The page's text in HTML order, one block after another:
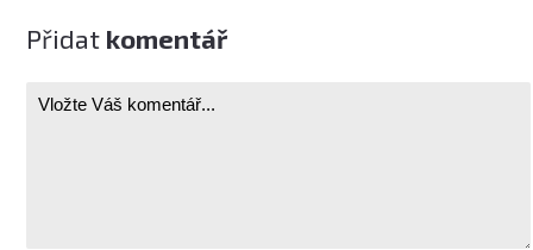
Přidat komentář